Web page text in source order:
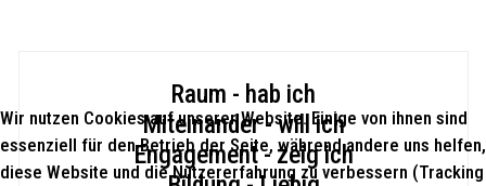
Raum - hab ich
Miteinander - will ich
Engagement - zeig ich
Wir nutzen Cookies auf unserer Website. Einige von ihnen sind
essenziell für den Betrieb der Seite, während andere uns helfen,
diese Website und die Nutzererfahrung zu verbessern (Tracking